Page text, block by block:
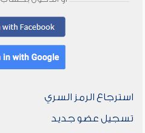
استرجاع الرمز السري
تسجيل عضو جديد